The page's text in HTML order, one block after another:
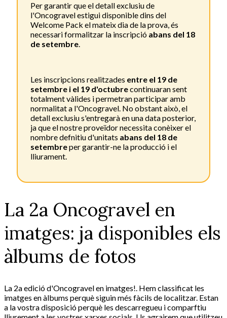
Per garantir que el detall exclusiu de
l'Oncogravel estigui disponible dins del
Welcome Pack el mateix dia de la prova, és
necessari formalitzar la inscripció abans del 18
de setembre.
Les inscripcions realitzades entre el 19 de
setembre i el 19 d'octubrecontinuaran sent
totalment vàlides i permetran participar amb
normalitat a l'Oncogravel. No obstant això, el
detall exclusiu s'entregarà en una data posterior,
ja que el nostre proveïdor necessita conèixer el
nombre defnitiu d'unitats abans del 18 de
setembreper garantir-ne la producció i el
lliurament.
La 2a Oncogravel en
imatges: ja disponibles els
àlbums de fotos
La 2a edició d'Oncogravel en imatges!. Hem classificat les
imatges en àlbums perquè siguin més fàcils de localitzar. Estan
a la vostra disposició perquè les descarregueu i comparftiu